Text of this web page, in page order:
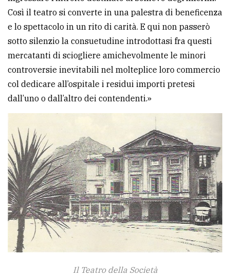
Così il teatro si converte in una palestra di beneficenza
e lo spettacolo in un rito di carità. E qui non passerò
sotto silenzio la consuetudine introdottasi fra questi
mercatanti di sciogliere amichevolmente le minori
controversie inevitabili nel molteplice loro commercio
col dedicare all’ospitale i residui importi pretesi
dall’uno o dall’altro dei contendenti.»
Il Teatro della Società